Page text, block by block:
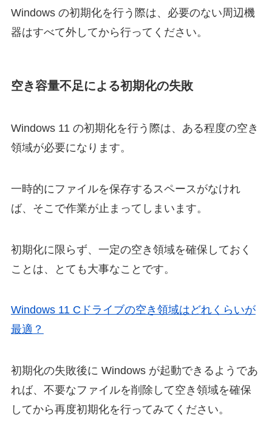
Windows の初期化を行う際は、必要のない周辺機
器はすべて外してから行ってください。
空き容量不足による初期化の失敗
Windows 11 の初期化を行う際は、ある程度の空き
領域が必要になります。
一時的にファイルを保存するスペースがなけれ
ば、そこで作業が止まってしまいます。
初期化に限らず、一定の空き領域を確保しておく
ことは、とても大事なことです。
Windows 11 Cドライブの空き領域はどれくらいが
最適？
初期化の失敗後に Windows が起動できるようであ
れば、不要なファイルを削除して空き領域を確保
してから再度初期化を行ってみてください。